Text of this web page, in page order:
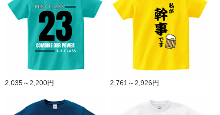
2,035～2,200円 2,761～2,926円